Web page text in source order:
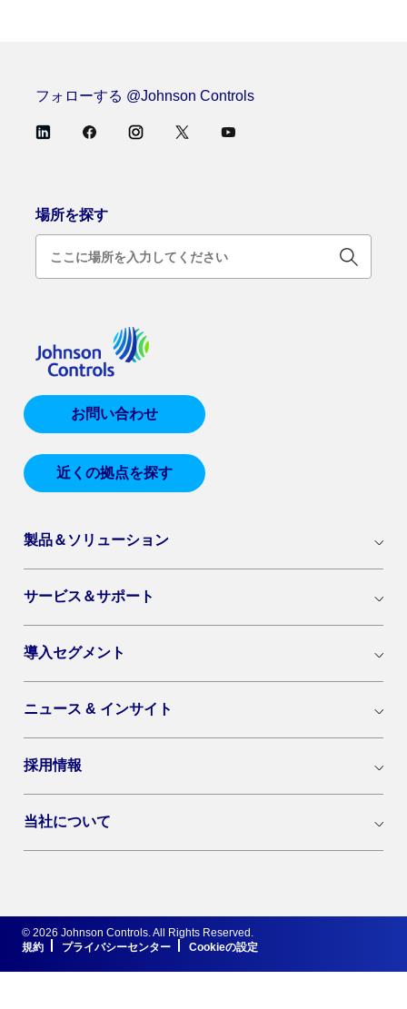
フォローする @Johnson Controls
場所を探す
お問い合わせ
近くの拠点を探す
製品＆ソリューション
サービス＆サポート
導入セグメント
ニュース & インサイト
採用情報
当社について
© 2026 Johnson Controls. All Rights Reserved.
規約
プライバシーセンター Cookieの設定